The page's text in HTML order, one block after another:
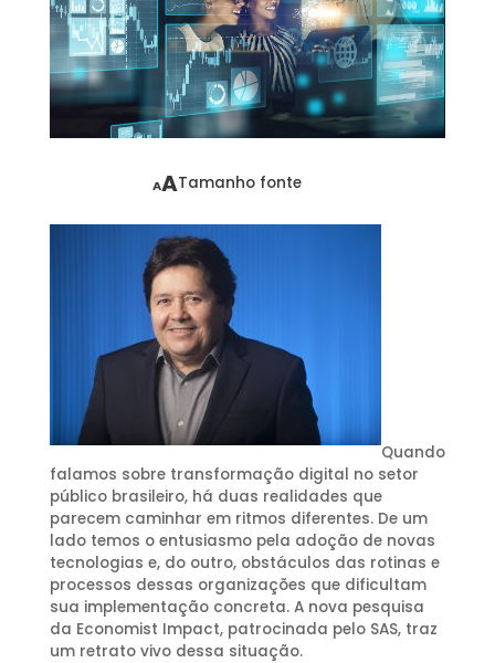
AATamanho fonte
Quando
falamos sobre transformação digital no setor
público brasileiro, há duas realidades que
parecem caminhar em ritmos diferentes. De um
lado temos o entusiasmo pela adoção de novas
tecnologias e, do outro, obstáculos das rotinas e
processos dessas organizações que dificultam
sua implementação concreta. A nova pesquisa
da Economist Impact, patrocinada pelo SAS, traz
um retrato vivo dessa situação.